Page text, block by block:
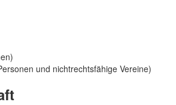
und nichtrechtsfähige Vereine)